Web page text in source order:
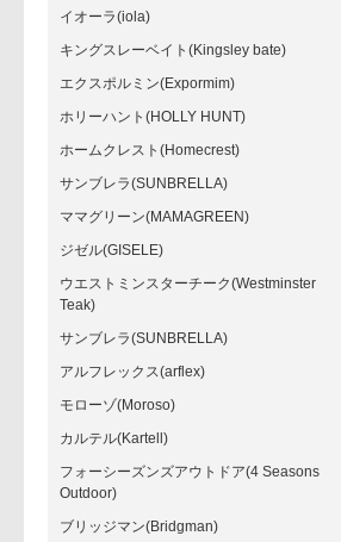
イオーラ(iola)
キングスレーベイト(Kingsley bate)
エクスポルミン(Expormim)
ホリーハント(HOLLY HUNT)
ホームクレスト(Homecrest)
サンブレラ(SUNBRELLA)
ママグリーン(MAMAGREEN)
ジゼル(GISELE)
ウエストミンスターチーク(Westminster
Teak)
サンブレラ(SUNBRELLA)
アルフレックス(arflex)
モローゾ(Moroso)
カルテル(Kartell)
フォーシーズンズアウトドア(4 Seasons
Outdoor)
ブリッジマン(Bridgman)